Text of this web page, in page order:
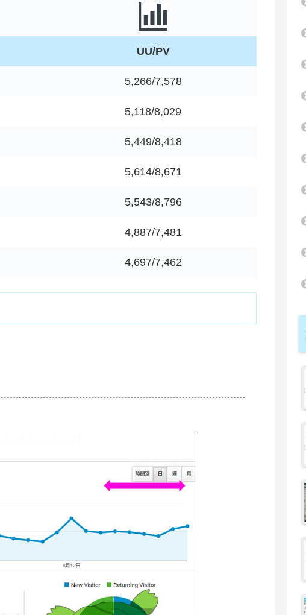
UU/PV
5,266/7,578
5,118/8,029
5,449/8,418
5,614/8,671
5,543/8,796
4,887/7,481
4,697/7,462